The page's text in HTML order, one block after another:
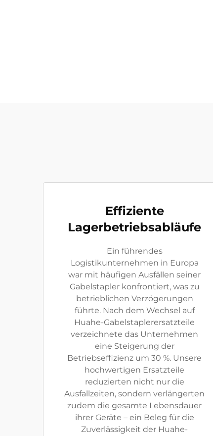
Effiziente
Lagerbetriebsabläufe
Ein führendes
Logistikunternehmen in Europa
war mit häufigen Ausfällen seiner
Gabelstapler konfrontiert, was zu
betrieblichen Verzögerungen
führte. Nach dem Wechsel auf
Huahe-Gabelstaplerersatzteile
verzeichnete das Unternehmen
eine Steigerung der
Betriebseffizienz um 30 %. Unsere
hochwertigen Ersatzteile
reduzierten nicht nur die
Ausfallzeiten, sondern verlängerten
zudem die gesamte Lebensdauer
ihrer Geräte – ein Beleg für die
Zuverlässigkeit der Huahe-